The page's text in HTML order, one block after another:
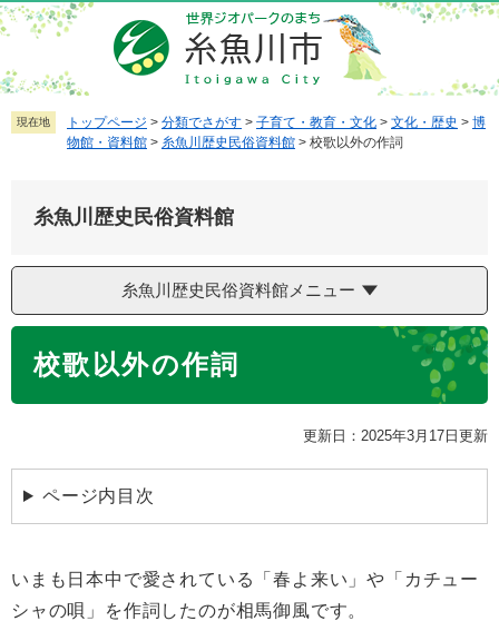
ペ
ー
ジ
の
先
メ
ニ
ュ
ー
を
へ
現在地 トップページ > 分類でさがす > 子育て・教育・文化 > 文化・歴史 > 博
物館・資料館 > 糸魚川歴史民俗資料館 > 校歌以外の作詞
糸魚川歴史民俗資料館
糸魚川歴史民俗資料館メニュー
校歌以外の作詞
更新日：2025年3月17日更新
ページ内目次
いまも日本中で愛されている「春よ来い」や「カチュー
シャの唄」を作詞したのが相馬御風です。